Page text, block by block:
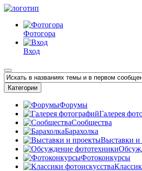
Фотогора
Вход
Категории
Форумы
Галерея
Сообщества
Барахолка
Выставки и
Фотоконкурсы